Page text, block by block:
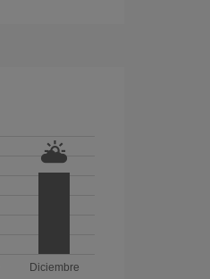
Diciembre